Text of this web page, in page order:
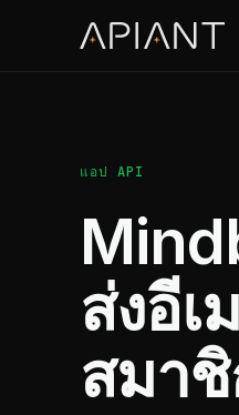
แอป API
ส่งอีเ
สมาชิ